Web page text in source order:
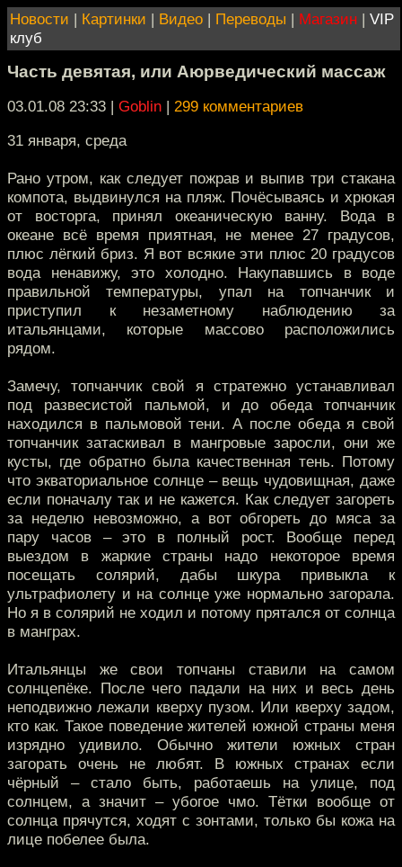
Новости | Картинки | Видео | Переводы | Магазин | VIP
клуб
Часть девятая, или Аюрведический массаж
03.01.08 23:33 | Goblin | 299 комментариев
31 января, среда
Рано утром, как следует пожрав и выпив три стакана
компота, выдвинулся на пляж. Почёсываясь и хрюкая
от восторга, принял океаническую ванну. Вода в
океане всё время приятная, не менее 27 градусов,
плюс лёгкий бриз. Я вот всякие эти плюс 20 градусов
вода ненавижу, это холодно. Накупавшись в воде
правильной температуры, упал на топчанчик и
приступил к незаметному наблюдению за
итальянцами, которые массово расположились
рядом.
Замечу, топчанчик свой я стратежно устанавливал
под развесистой пальмой, и до обеда топчанчик
находился в пальмовой тени. А после обеда я свой
топчанчик затаскивал в мангровые заросли, они же
кусты, где обратно была качественная тень. Потому
что экваториальное солнце – вещь чудовищная, даже
если поначалу так и не кажется. Как следует загореть
за неделю невозможно, а вот обгореть до мяса за
пару часов – это в полный рост. Вообще перед
выездом в жаркие страны надо некоторое время
посещать солярий, дабы шкура привыкла к
ультрафиолету и на солнце уже нормально загорала.
Но я в солярий не ходил и потому прятался от солнца
в манграх.
Итальянцы же свои топчаны ставили на самом
солнцепёке. После чего падали на них и весь день
неподвижно лежали кверху пузом. Или кверху задом,
кто как. Такое поведение жителей южной страны меня
изрядно удивило. Обычно жители южных стран
загорать очень не любят. В южных странах если
чёрный – стало быть, работаешь на улице, под
солнцем, а значит – убогое чмо. Тётки вообще от
солнца прячутся, ходят с зонтами, только бы кожа на
лице побелее была.